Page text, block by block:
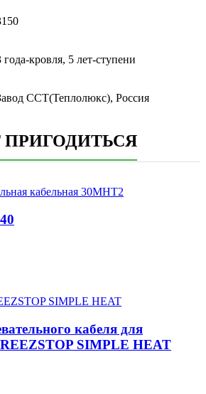
года-кровля, 5 лет-ступени
ССТ(Теплолюкс), Россия
кабеля для
SIMPLE HEAT